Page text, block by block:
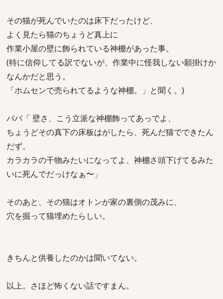
その猫が死んでいたのは床下だったけど、
よく見たら猫のちょうど真上に
作業小屋の壁に飾られている神棚があった事。
(特に信仰してる訳でないが、作業中に怪我しない願掛けか
なんかだと思う。
「ホムセンで売られてるような神棚。」と聞く。)
ババ「 壁さ、こう立派な神棚飾ってあっでよ、
ちょうどその真下の床板はがしたら、死んだ猫でできたん
だず。
カラカラの干物みたいになってよ、神棚さ頭下げてるみた
いに死んでだっけなぁ〜」
そのあと、その猫はオトンが家の裏側の茂みに、
穴を掘って猫埋めたらしい。
きちんと供養したのかは聞いてない。
以上。さほど怖くない話ですまん。